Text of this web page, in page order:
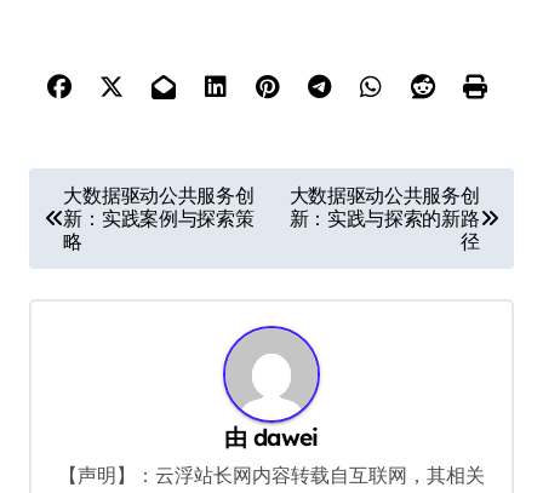
章
导
航
大数据驱动公共服务创
新：实践案例与探索策
略
大数据驱动公共服务创
新：实践与探索的新路
径
由dawei
【声明】：云浮站长网内容转载自互联网，其相关